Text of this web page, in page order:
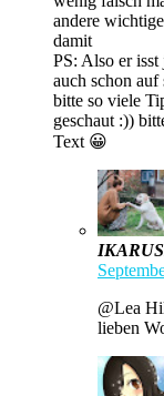
andere
damit
PS: Also er
auch schon
bitte so viele
geschaut :))
Text 😀
@Lea
lieben